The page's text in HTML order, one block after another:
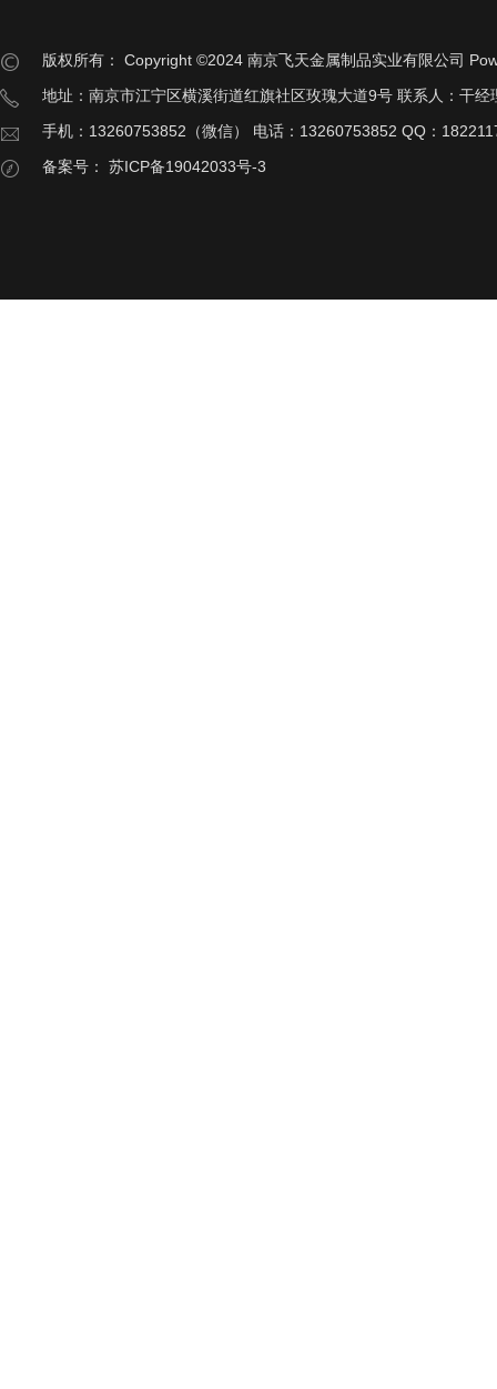
版权所有： Copyright ©2024 南京飞天金属制品实业有限公司
地址：南京市江宁区横溪街道红旗社区玫瑰大道9号 联系人：干经
手机：13260753852（微信） 电话：13260753852 QQ：
备案号：
苏ICP备19042033号-3